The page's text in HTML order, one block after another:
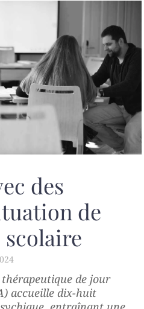
des
de
scolaire
de jour
accueille dix-huit